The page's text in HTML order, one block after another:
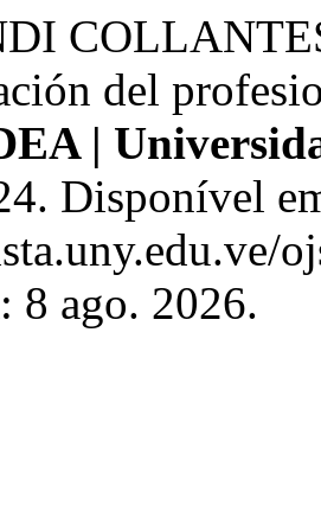
del
|
Disponível
8 ago. 2026.